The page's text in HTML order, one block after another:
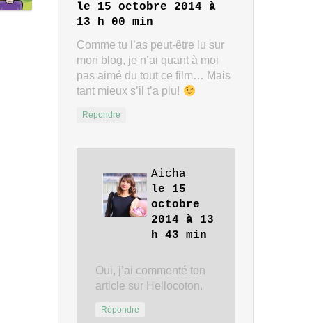
le 15 octobre 2014 à
13 h 00 min
Comme tu l’as peut-être lu sur
mon blog, je n’ai quant à moi
pas aimé du tout ce film… Mais
tant mieux s’il t’a plu!
Répondre
Aicha
le 15
octobre
2014 à 13
h 43 min
Oui, j’ai commenté ton
article sur Hellocoton.
Répondre